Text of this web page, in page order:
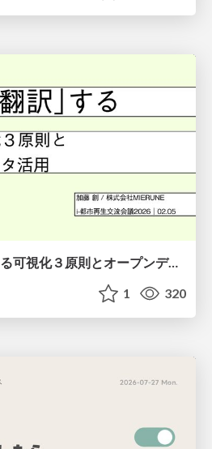
情報を翻訳する-伝わる可視化３原則とオープンデータ活用-
1 320